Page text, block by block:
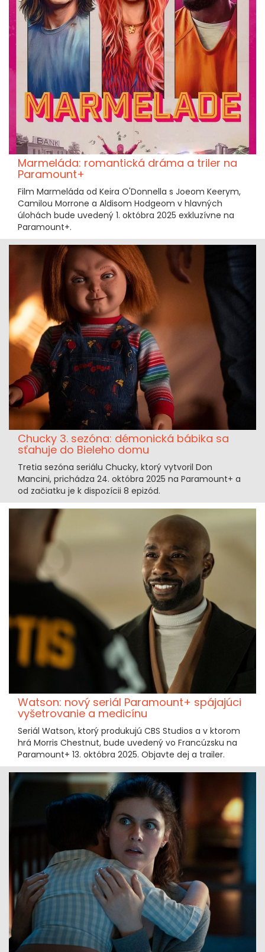
Marmeláda: romantická dráma a triler na
Paramount+
Film Marmeláda od Keira O'Donnella s Joeom Keerym,
Camilou Morrone a Aldisom Hodgeom v hlavných
úlohách bude uvedený 1. októbra 2025 exkluzívne na
Paramount+.
Chucky 3. sezóna: démonická bábika sa
sťahuje do Bieleho domu
Tretia sezóna seriálu Chucky, ktorý vytvoril Don
Mancini, prichádza 24. októbra 2025 na Paramount+ a
od začiatku je k dispozícii 8 epizód.
Watson: nový seriál Paramount+ spájajúci
vyšetrovanie a medicínu
Seriál Watson, ktorý produkujú CBS Studios a v ktorom
hrá Morris Chestnut, bude uvedený vo Francúzsku na
Paramount+ 13. októbra 2025. Objavte dej a trailer.